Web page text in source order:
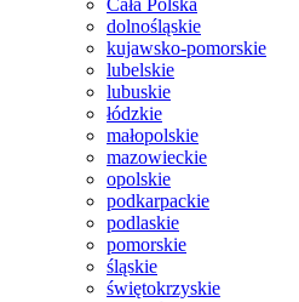
Cała Polska
dolnośląskie
kujawsko-pomorskie
lubelskie
lubuskie
łódzkie
małopolskie
mazowieckie
opolskie
podkarpackie
podlaskie
pomorskie
śląskie
świętokrzyskie